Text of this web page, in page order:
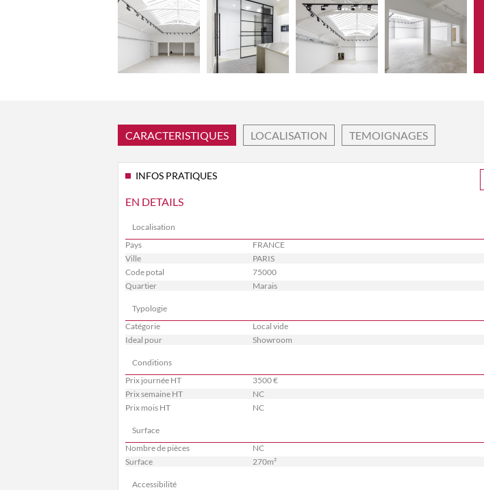
CARACTERISTIQUES LOCALISATION TEMOIGNAGES
INFOS PRATIQUES
EN DETAILS
Localisation
Pays
FRANCE
Ville
PARIS
Code potal
75000
Quartier
Marais
Typologie
Catégorie
Local vide
Ideal pour
Showroom
Conditions
Prix journée HT
3500 €
Prix semaine HT
NC
Prix mois HT
NC
Surface
Nombre de pièces
NC
Surface
270m²
Accessibilité